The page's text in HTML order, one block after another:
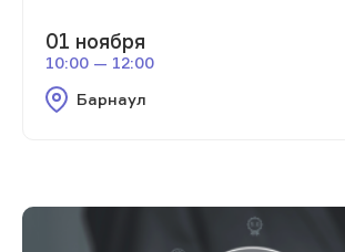
01 ноября
10:00 — 12:00
Барнаул